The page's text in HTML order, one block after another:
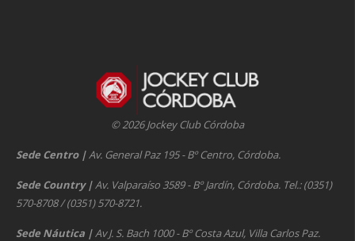
© 2026 Jockey Club Córdoba
Sede Centro |Av. General Paz 195 - Bº Centro, Córdoba.
Sede Country |Av. Valparaíso 3589 - Bº Jardín, Córdoba. Tel.: (0351)
570-8708 / (0351) 570-8721.
Sede Náutica |Av J. S. Bach 1000 - Bº Costa Azul, Villa Carlos Paz.